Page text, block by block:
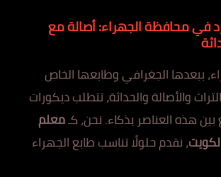
في محافظة الجهراء: أصالة مع
ببعدها الجغرافي وطابعها الخاص
والأصالة والحداثة، تتطلب ديكورات
هذه العناصر بذكاء. نحن، كـمعلم
، نقدم حلولًا تناسب طابع الجهراء